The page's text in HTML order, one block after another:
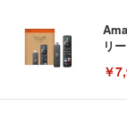
リ
￥